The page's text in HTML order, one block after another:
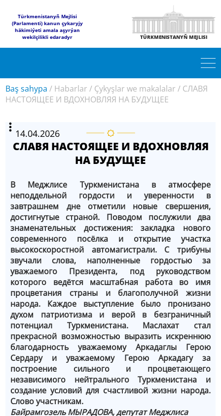
Türkmenistanyň Mejlisi
(Parlamenti) kanun çykaryjy
häkimiýeti amala aşyrýan
wekilçilikli edaradyr
TÜRKMENISTANYŇ MEJLISI
Baş sahypa / Habarlar / Çykyşlar we makalalar / СЛАВЯ
НАСТОЯЩЕЕ И ВДОХНОВЛЯЯ НА БУДУЩЕЕ
14.04.2026
СЛАВЯ НАСТОЯЩЕЕ И ВДОХНОВЛЯЯ
НА БУДУЩЕЕ
В Меджлисе Туркменистана в атмосфере
неподдельной гордости и уверенности в
завтрашнем дне отметили новые свершения,
достигнутые страной. Поводом послужили два
знаменательных достижения: закладка нового
современного посёлка и открытие участка
высокоскоростной автомагистрали. С трибуны
звучали слова, наполненные гордостью за
уважаемого Президента, под руководством
которого ведётся масштабная работа во имя
процветания страны и благополучной жизни
народа. Каждое выступление было пронизано
духом патриотизма и верой в безграничный
потенциал Туркменистана. Маслахат стал
прекрасной возможностью выразить искреннюю
благодарность уважаемому Аркадаглы Герою
Сердару и уважаемому Герою Аркадагу за
построение сильного и процветающего
независимого нейтрального Туркменистана и
создание условий для счастливой жизни народа.
Слово участникам.
Байрамгозель МЫРАДОВА, депутат Меджлиса